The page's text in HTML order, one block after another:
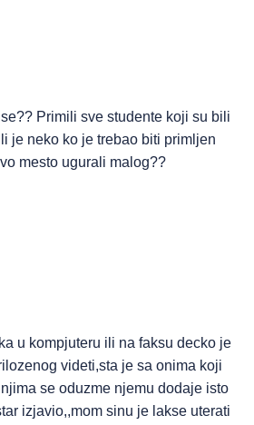
Primili sve studente koji su bili
je neko ko je trebao biti primljen
mesto ugurali malog??
u kompjuteru ili na faksu decko je
videti,sta je sa onima koji
se oduzme njemu dodaje isto
izjavio,,mom sinu je lakse uterati